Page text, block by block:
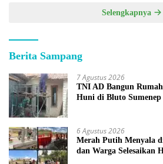
Selengkapnya
Berita Sampang
7 Agustus 2026
TNI AD Bangun
Huni di Bluto Sumenep
6 Agustus 2026
Merah Putih Menyala
dan Warga Selesaikan